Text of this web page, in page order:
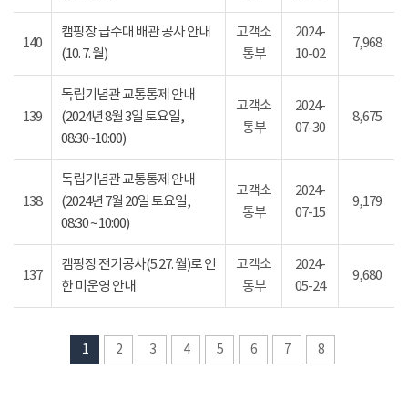
140
캠핑장 급수대 배관 공사 안내
(10. 7. 월)
고객소
통부
2024-
10-02
7,968
139
독립기념관 교통통제 안내
(2024년 8월 3일 토요일,
08:30~10:00)
고객소
통부
2024-
07-30
8,675
138
독립기념관 교통통제 안내
(2024년 7월 20일 토요일,
08:30 ~ 10:00)
고객소
통부
2024-
07-15
9,179
137
캠핑장 전기공사(5.27. 월)로 인
한 미운영 안내
고객소
통부
2024-
05-24
9,680
1 2 3 4 5 6 7 8